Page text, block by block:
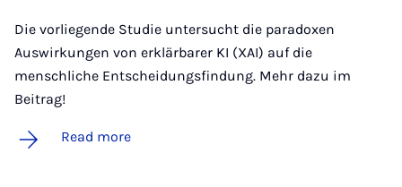
Die vorliegende Studie untersucht die paradoxen
Auswirkungen von erklärbarer KI (XAI) auf die
menschliche Entscheidungsfindung. Mehr dazu im
Beitrag!
Read more